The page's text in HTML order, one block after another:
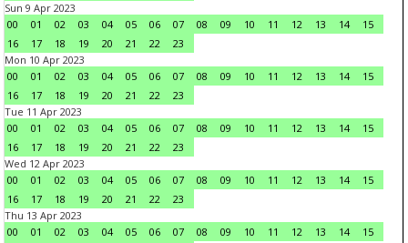
Sun 9 Apr 2023
00
01 02 03 04 05 06 07 08 09 10 11 12 13 14
15
16
17 18 19 20 21 22
23
Mon 10 Apr 2023
00
01 02 03 04 05 06 07 08 09 10 11 12 13 14
15
16
17 18 19 20 21 22
23
Tue 11 Apr 2023
00
01 02 03 04 05 06 07 08 09 10 11 12 13 14
15
16
17 18 19 20 21 22
23
Wed 12 Apr 2023
00
01 02 03 04 05 06 07 08 09 10 11 12 13 14
15
16
17 18 19 20 21 22
23
Thu 13 Apr 2023
00
01 02 03 04 05 06 07 08 09 10 11 12 13 14
15